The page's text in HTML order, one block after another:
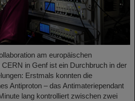
am europäischen
in Genf ist ein Durchbruch in der
Erstmals konnten die
Antiproton – das Antimateriependant
lang kontrolliert zwischen zwei